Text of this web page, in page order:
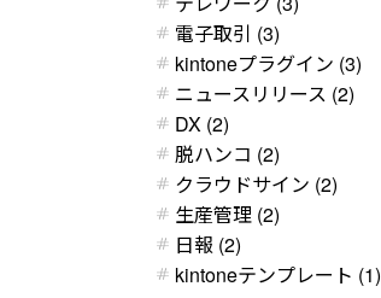
電子取引 (3)
kintoneプラグイン (3)
ニュースリリース (2)
DX (2)
脱ハンコ (2)
クラウドサイン (2)
生産管理 (2)
日報 (2)
kintoneテンプレート (1)